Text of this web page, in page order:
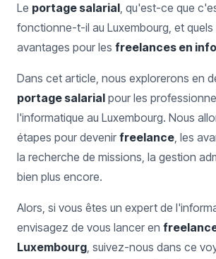
Le portage salarial, qu'est-ce que
fonctionne-t-il au Luxembourg, et
avantages pour les freelances en
Dans cet article, nous explorerons en
portage salarial pour les
l'informatique au Luxembourg. Nous
étapes pour devenir freelance, les
la recherche de missions, la gestion
bien plus encore.
Alors, si vous êtes un expert de
envisagez de vous lancer en
Luxembourg, suivez-nous dans ce